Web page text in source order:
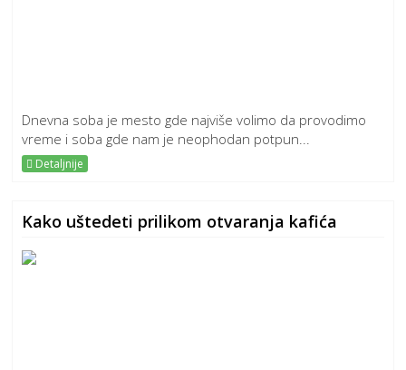
Dnevna soba je mesto gde najviše volimo da provodimo
vreme i soba gde nam je neophodan potpun...
Detaljnije
Kako uštedeti prilikom otvaranja kafića